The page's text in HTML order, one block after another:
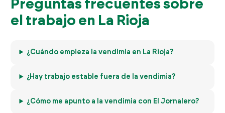
Preguntas frecuentes sobre
el trabajo en La Rioja
¿Cuándo empieza la vendimia en La Rioja?
¿Hay trabajo estable fuera de la vendimia?
¿Cómo me apunto a la vendimia con El Jornalero?